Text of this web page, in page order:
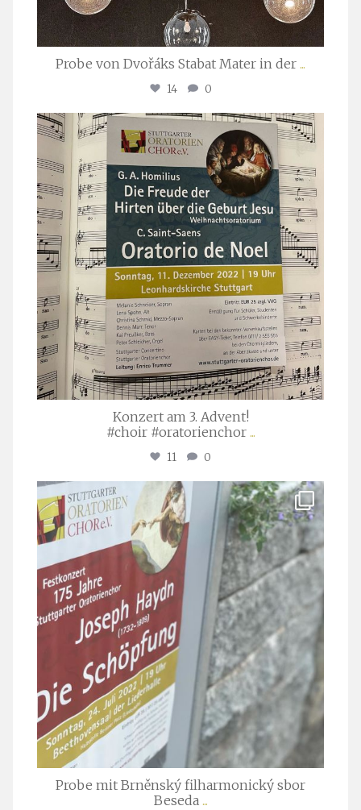
Probe von Dvořáks Stabat Mater in der ...
14 0
stuttgarter_oratorienchor
Nov. 29
Konzert am 3. Advent!
#choir #oratorienchor ...
11 0
stuttgarter_oratorienchor
Juli 23
Probe mit Brněnský filharmonický sbor
Beseda ...